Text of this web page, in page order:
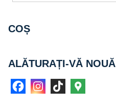
COȘ
ALĂTURAȚI-VĂ NOUĂ